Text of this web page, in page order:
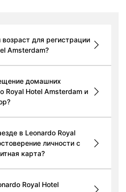
для регистрации
Amsterdam?
домашних
Royal Hotel Amsterdam и
в Leonardo Royal
личности с
карта?
Royal Hotel